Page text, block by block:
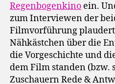
Regenbogenkino ein.
zum Interviewen der
Filmvorführung
Nähkästchen über die
die Vorgeschichte und
dem Film standen (bzw.
Zuschauern Rede &